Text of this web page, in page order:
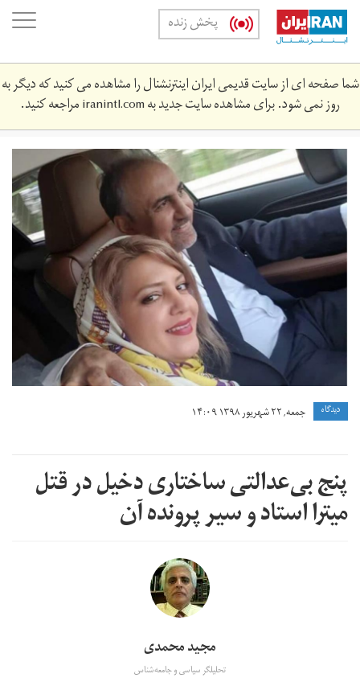
Skip
main
content
پخش زنده
شما صفحه ای از سایت قدیمی ایران اینترنشنال را مشاهده می کنید که دیگر به
روز نمی شود. برای مشاهده سایت جدید بهiranintl.comمراجعه کنید.
نجفی
میترا
استاد
دیدگاه جمعه, ۲۲ شهریور ۱۳۹۸ ۱۴:۰۹
پنج بی‌عدالتی ساختاری دخیل در قتل
میترا استاد و سیر پرونده آن
مجید محمدی
تحلیلگر سیاسی و جامعه‌شناس